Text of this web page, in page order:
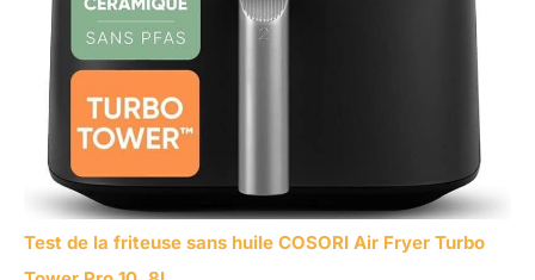
Test de la friteuse sans huile COSORI Air Fryer Turbo